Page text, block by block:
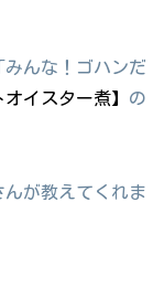
みんな！ゴハンだ
イスター煮】 の
が教えてくれま